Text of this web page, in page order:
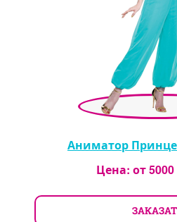
Аниматор
Цена: от5000